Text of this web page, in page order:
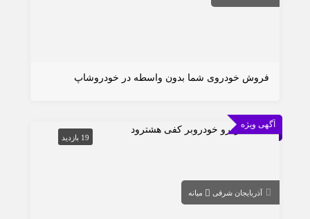
فروش خودروی شما بدون واسطه در خودروشاپ
آگهی ویژه
19 بازدید
آذربایجان شرقی میانه